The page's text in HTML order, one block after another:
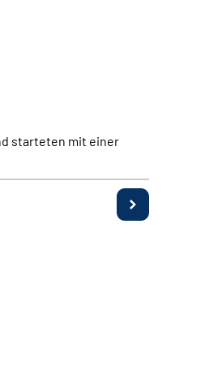
starteten mit einer